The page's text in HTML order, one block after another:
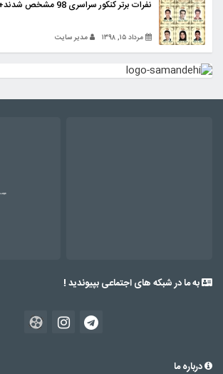
نفرات برتر کنکور سراسری 98 مشخص شدند+ مشخصات و تصویر
مرداد ۱۵, ۱۳۹۸ مدیر سایت
به ما در شبکه های اجتماعی بپیوندید !
درباره ما